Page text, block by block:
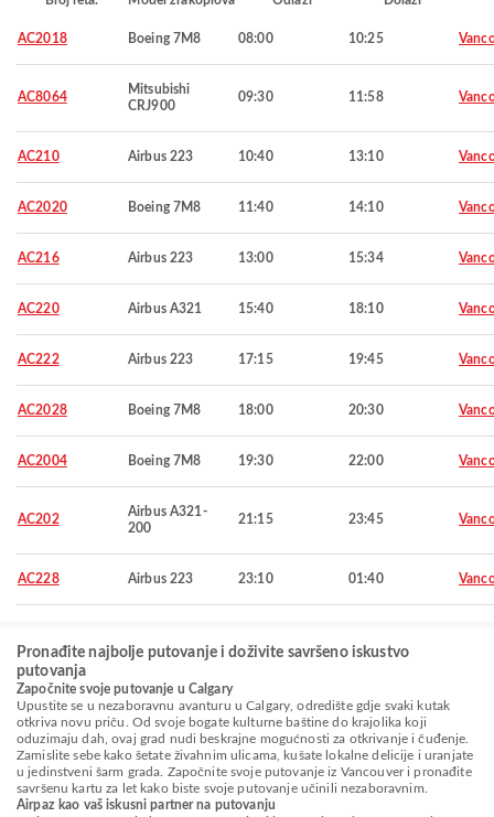
AC2018 Boeing 7M8 08:00 10:25
AC8064
Mitsubishi
CRJ900
09:30 11:58
AC210 Airbus 223 10:40 13:10
AC2020 Boeing 7M8 11:40 14:10
AC216 Airbus 223 13:00 15:34
AC220 Airbus A321 15:40 18:10
AC222 Airbus 223 17:15 19:45
AC2028 Boeing 7M8 18:00 20:30
AC2004 Boeing 7M8 19:30 22:00
AC202
Airbus A321-
200
21:15 23:45
AC228 Airbus 223 23:10 01:40
Pronađite najbolje putovanje i doživite savršeno iskustvo
putovanja
Započnite svoje putovanje u Calgary
Upustite se u nezaboravnu avanturu u Calgary, odredište gdje svaki kutak
otkriva novu priču. Od svoje bogate kulturne baštine do krajolika koji
oduzimaju dah, ovaj grad nudi beskrajne mogućnosti za otkrivanje i čuđenje.
Zamislite sebe kako šetate živahnim ulicama, kušate lokalne delicije i uranjate
u jedinstveni šarm grada. Započnite svoje putovanje iz Vancouver i pronađite
savršenu kartu za let kako biste svoje putovanje učinili nezaboravnim.
Airpaz kao vaš iskusni partner na putovanju